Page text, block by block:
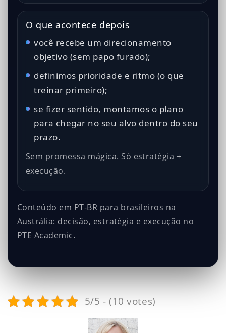
O que acontece depois
você recebe um direcionamento
objetivo (sem papo furado);
definimos prioridade e ritmo (o que
treinar primeiro);
se fizer sentido, montamos o plano
para chegar no seu alvo dentro do seu
prazo.
Sem promessa mágica. Só estratégia +
execução.
Conteúdo em PT-BR para brasileiros na
Austrália: decisão, estratégia e execução no
PTE Academic.
5/5 - (10 votes)